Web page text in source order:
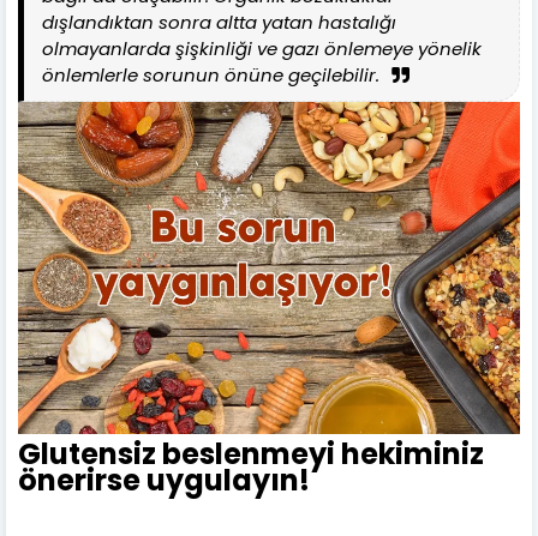
dışlandıktan sonra altta yatan hastalığı
olmayanlarda şişkinliği ve gazı önlemeye yönelik
önlemlerle sorunun önüne geçilebilir.
Glutensiz beslenmeyi hekiminiz
önerirse uygulayın!